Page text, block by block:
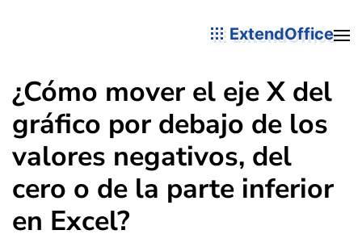
ExtendOffice
¿Cómo mover el eje X del
gráfico por debajo de los
valores negativos, del
cero o de la parte inferior
en Excel?